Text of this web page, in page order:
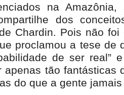
na
dos
Chardin. Pois não
proclamou a tese de
de ser real”
tão fantásticas
do que a gente